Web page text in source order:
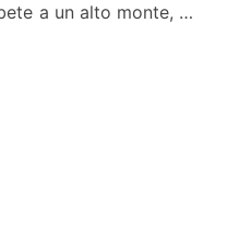
a un alto monte, …